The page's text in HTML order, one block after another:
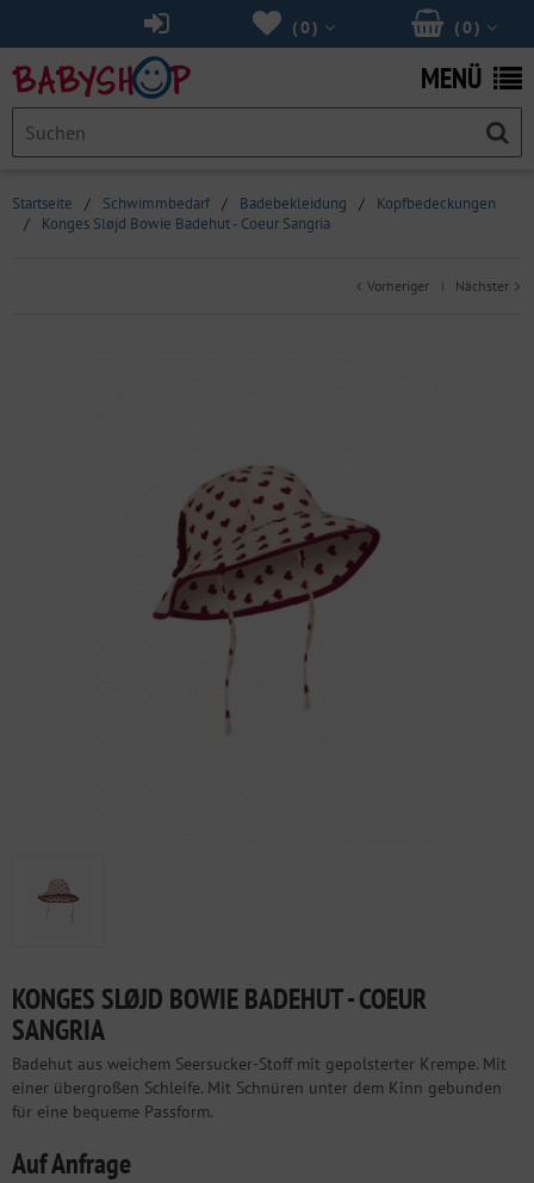
(0 )
(0 )
MENÜ
Startseite / Schwimmbedarf / Badebekleidung /
Kopfbedeckungen
/
Konges Sløjd Bowie Badehut - Coeur Sangria
Vorheriger | Nächster
KONGES SLØJD BOWIE BADEHUT - COEUR
SANGRIA
Badehut aus weichem Seersucker-Stoff mit gepolsterter Krempe. Mit
einer übergroßen Schleife. Mit Schnüren unter dem Kinn gebunden
für eine bequeme Passform.
Auf Anfrage